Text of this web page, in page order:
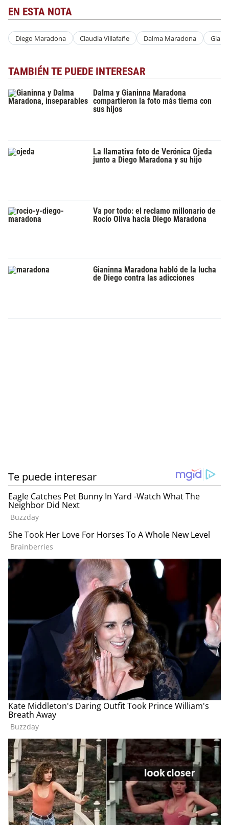
EN ESTA NOTA
Diego Maradona Claudia Villafañe Dalma Maradona
TAMBIÉN TE PUEDE INTERESAR
Dalma y Gianinna Maradona
compartieron la foto más tierna con
sus hijos
La llamativa foto de Verónica Ojeda
junto a Diego Maradona y su hijo
Va por todo: el reclamo millonario de
Rocío Oliva hacia Diego Maradona
Gianinna Maradona habló de la lucha
de Diego contra las adicciones